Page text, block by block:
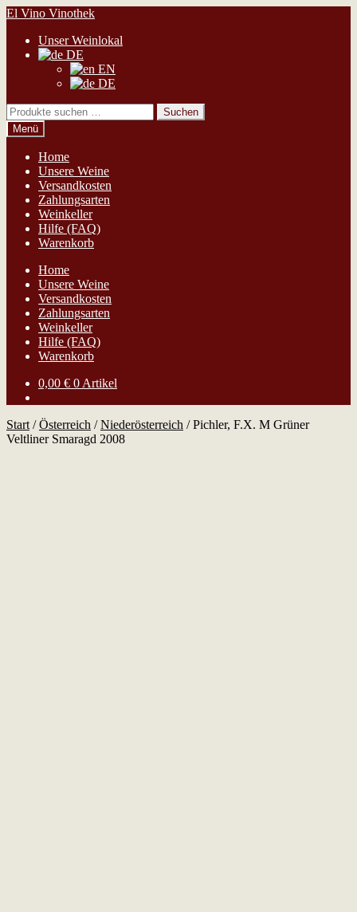
Zur
springen
Zum
springen
El Vino Vinothek
Unser Weinlokal
DE
EN
DE
Suchen
nach:
Suchen
Menü
Home
Unsere Weine
Versandkosten
Zahlungsarten
Weinkeller
Hilfe (FAQ)
Warenkorb
Home
Unsere Weine
Versandkosten
Zahlungsarten
Weinkeller
Hilfe (FAQ)
Warenkorb
0,00 € 0 Artikel
Start /Österreich /Niederösterreich /Pichler, F.X. M Grüner
Veltliner Smaragd 2008